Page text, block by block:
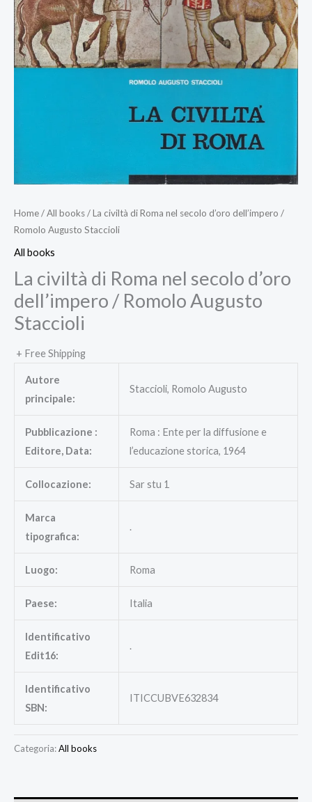
Home/All books/ La civiltà di Roma nel secolo d’oro dell’impero /
Romolo Augusto Staccioli
All books
La civiltà di Roma nel secolo d’oro
dell’impero / Romolo Augusto
Staccioli
+ Free Shipping
Autore
principale:
Staccioli, Romolo Augusto
Pubblicazione :
Editore, Data:
Roma : Ente per la diffusione e
l’educazione storica, 1964
Collocazione: Sar stu 1
Marca
tipografica:
.
Luogo: Roma
Paese: Italia
Identificativo
Edit16:
.
Identificativo
SBN:
ITICCUBVE632834
Categoria:All books